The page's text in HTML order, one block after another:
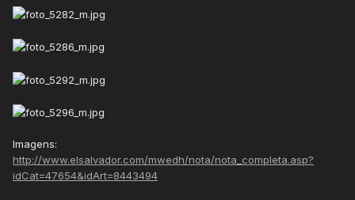
Imagens:
http://www.elsalvador.com/mwedh/nota/nota_completa.asp?
idCat=47654&idArt=8443494